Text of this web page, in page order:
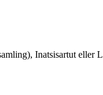
Inatsisartut eller